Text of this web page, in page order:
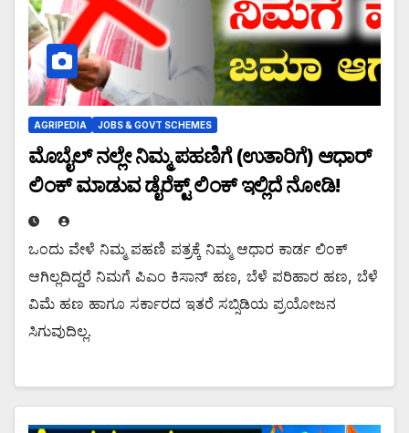
AGRIPEDIA JOBS & GOVT SCHEMES
ಮೊಬೈಲ್ ನಲ್ಲೇ ನಿಮ್ಮ ಪಹಣಿಗೆ (ಉತಾರಿಗೆ) ಆಧಾರ್
ಲಿಂಕ್ ಮಾಡುವ ಡೈರೆಕ್ಟ್ ಲಿಂಕ್ ಇಲ್ಲಿದೆ ನೋಡಿ!
ಒಂದು ವೇಳೆ ನಿಮ್ಮ ಪಹಣಿ ಪತ್ರಕ್ಕೆ ನಿಮ್ಮ ಆಧಾರ ಕಾರ್ಡ ಲಿಂಕ್
ಆಗಿಲ್ಲದಿದ್ದರೆ ನಿಮಗೆ ಪಿಎಂ ಕಿಸಾನ್ ಹಣ, ಬೆಳೆ ಪರಿಹಾರ ಹಣ, ಬೆಳೆ
ವಿಮೆ ಹಣ ಹಾಗೂ ಸರ್ಕಾರದ ಇತರೆ ಸಬ್ಸಿಡಿಯ ಪ್ರಯೋಜನ
ಸಿಗುವುದಿಲ್ಲ.